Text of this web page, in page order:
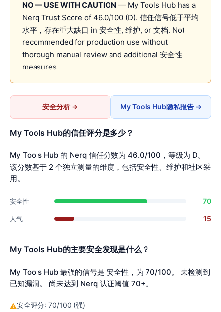
NO — USE WITH CAUTION — My Tools Hub has a
Nerq Trust Score of 46.0/100 (D). 信任信号低于平均
水平，存在重大缺口 in 安全性, 维护, or 文档. Not
recommended for production use without
thorough manual review and additional 安全性
measures.
安全分析 → My Tools Hub隐私报告 →
My Tools Hub的信任评分是多少？
My Tools Hub 的 Nerq 信任分数为 46.0/100，等级为 D。
该分数基于 2 个独立测量的维度，包括安全性、维护和社区采
用。
安全性 70
人气 15
My Tools Hub的主要安全发现是什么？
My Tools Hub 最强的信号是 安全性，为 70/100。 未检测到
已知漏洞。 尚未达到 Nerq 认证阈值 70+。
⚠安全评分: 70/100 (强)